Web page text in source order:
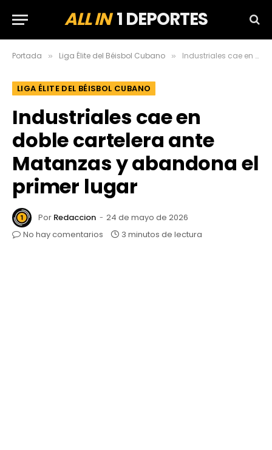
ALL IN1 DEPORTES
Portada » Liga Élite del Béisbol Cubano » Industriales cae en doble cartelera ante Matanzas y abandona el primer lugar
LIGA ÉLITE DEL BÉISBOL CUBANO
Industriales cae en
doble cartelera ante
Matanzas y abandona el
primer lugar
Por Redaccion
24 de mayo de 2026
No hay comentarios
3 minutos de lectura